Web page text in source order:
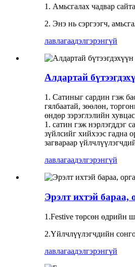
1. Амьсгалах чадвар
2. Энэ нь сэргээгч,
лавлагаадэлгэрэнгүй
Алдартай
1. Сатиныг сардин гэж
гялбаатай, зөөлөн,
өндөр зэрэглэлийн
1. сатин гэж нэрлэгддэг
зүйлсийг хийхээс гадна
загвараар
лавлагаадэлгэрэнгүй
Эрэлт ихтэй бараа,
1.Festive төрсөн өдрийн
2.Үйлчлүүлэгчдийн
лавлагаадэлгэрэнгүй